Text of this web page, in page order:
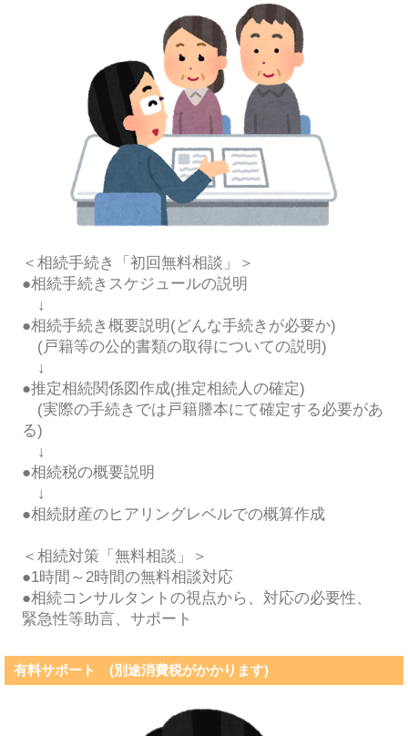
＜相続手続き「初回無料相談」＞
●相続手続きスケジュールの説明
↓
●相続手続き概要説明(どんな手続きが必要か)
(戸籍等の公的書類の取得についての説明)
↓
●推定相続関係図作成(推定相続人の確定)
(実際の手続きでは戸籍謄本にて確定する必要があ
る)
↓
●相続税の概要説明
↓
●相続財産のヒアリングレベルでの概算作成
＜相続対策「無料相談」＞
●1時間～2時間の無料相談対応
●相続コンサルタントの視点から、対応の必要性、
緊急性等助言、サポート
有料サポート (別途消費税がかかります)